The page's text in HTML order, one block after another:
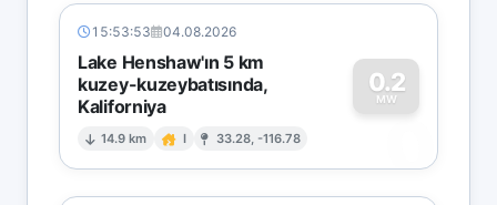
15:53:53 04.08.2026
Lake Henshaw'ın 5 km
kuzey-kuzeybatısında,
Kaliforniya
14.9 km I 33.28, -116.78
0.2
MW
0